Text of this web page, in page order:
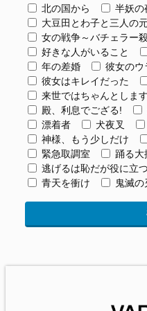
北の国から
半妖の
大豆田とわ子と三人の
女の戦争～バチェラー
好きな人がいること
年の差婚
彼女のウ
彼女はキレイだった
来世ではちゃんとします
殿、利息でござる!
漂着者
犬夜叉
神様、もう少しだけ
緊急取調室
踊る大
逃げるは恥だが役に立つ
青天を衝け
鬼滅の